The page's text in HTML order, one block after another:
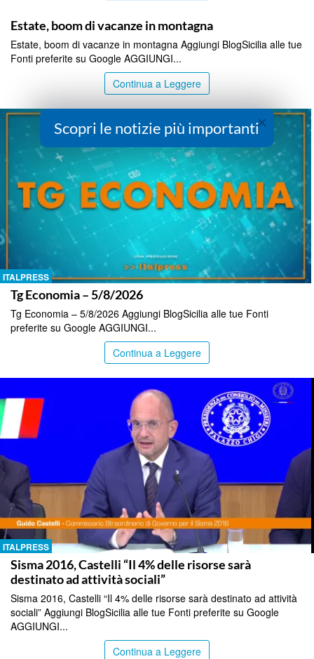
Estate, boom di vacanze in montagna
Estate, boom di vacanze in montagna Aggiungi BlogSicilia alle tue
Fonti preferite su Google AGGIUNGI...
Continua a Leggere
ITALPRESS
Tg Economia – 5/8/2026
Tg Economia – 5/8/2026 Aggiungi BlogSicilia alle tue Fonti
preferite su Google AGGIUNGI...
Continua a Leggere
ITALPRESS
Sisma 2016, Castelli “Il 4% delle risorse sarà
destinato ad attività sociali”
Sisma 2016, Castelli “Il 4% delle risorse sarà destinato ad attività
sociali” Aggiungi BlogSicilia alle tue Fonti preferite su Google
AGGIUNGI...
Continua a Leggere
×
Scopri le notizie più importanti